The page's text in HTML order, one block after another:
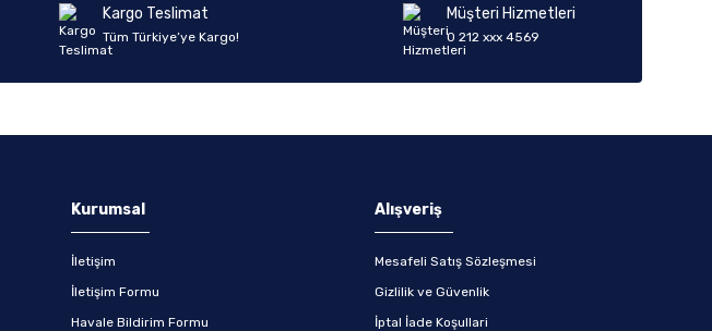
Kargo Teslimat
Tüm Türkiye’ye Kargo!
Müşteri Hizmetleri
0 212 xxx 4569
Kurumsal
İletişim
İletişim Formu
Havale Bildirim Formu
Alışveriş
Mesafeli Satış Sözleşmesi
Gizlilik ve Güvenlik
İptal İade Koşullari